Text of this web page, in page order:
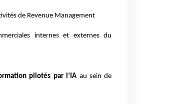
de Revenue Management
internes et externes du
pilotés par l’IA au sein de